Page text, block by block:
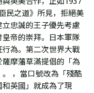
民之道》 所見，拒絕美
忠誠的王子優先考慮
帝的崇拜。日本軍隊
為。第二次世界大戰
摩藩草滿提倡的「為
，當口號改為「殘酷
英國」就成為了現